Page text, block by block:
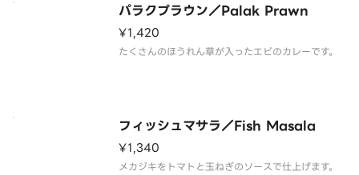
パラクプラウン／Palak Prawn
¥1,420
たくさんのほうれん草が入ったエビのカレーです。
フィッシュマサラ／Fish Masala
¥1,340
メカジキをトマトと玉ねぎのソースで仕上げます。